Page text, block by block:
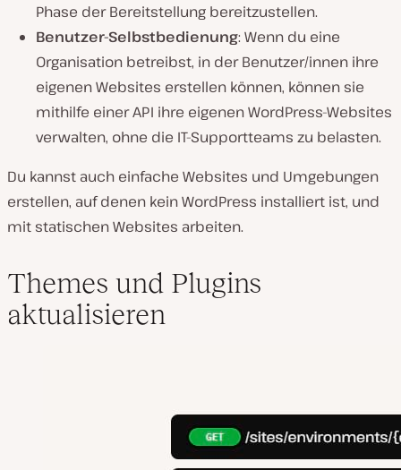
Phase der Bereitstellung bereitzustellen.
Benutzer-Selbstbedienung: Wenn du eine
Organisation betreibst, in der Benutzer/innen ihre
eigenen Websites erstellen können, können sie
mithilfe einer API ihre eigenen WordPress-Websites
verwalten, ohne die IT-Supportteams zu belasten.
Du kannst auch einfache Websites und Umgebungen
erstellen, auf denen kein WordPress installiert ist, und
mit statischen Websites arbeiten.
Themes und Plugins
aktualisieren